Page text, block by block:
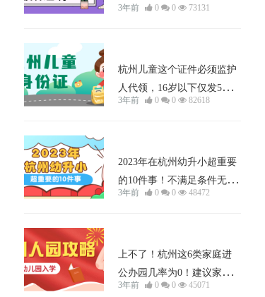
这个证件必须有！否则影响
3年前 0 0 73131
杭州儿童这个证件必须监护
人代领，16岁以下仅发5年
有效期！越早办越好！附办
3年前 0 0 82618
2023年在杭州幼升小超重要
的10件事！不满足条件无法
入学！
3年前 0 0 48472
上不了！杭州这6类家庭进
公办园几率为0！建议家长
直接报民办！！
3年前 0 0 45071